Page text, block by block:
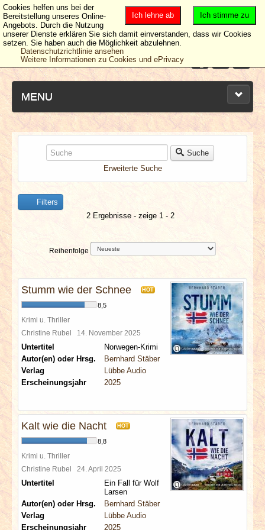
MENU
NEUESTE ARTIKEL
NEWS & DATES
BERICHTE
VERLOSUNGEN
SPECIALS
REDAKTION
LINKS
Suche
Erweiterte Suche
Filters
2 Ergebnisse - zeige 1 - 2
Reihenfolge
Stumm wie der Schnee HOT
8,5
Krimi u. Thriller
Christine Rubel 14. November 2025
Untertitel
Norwegen-Krimi
Autor(en) oder Hrsg.
Bernhard Stäber
Verlag
Lübbe Audio
Erscheinungsjahr
2025
Kalt wie die Nacht HOT
8,8
Krimi u. Thriller
Christine Rubel 24. April 2025
Untertitel
Ein Fall für Wolf
Larsen
Autor(en) oder Hrsg.
Bernhard Stäber
Verlag
Lübbe Audio
Erscheinungsjahr
2025
Ich stimme zu
Ich lehne ab
Cookies helfen uns bei der
Bereitstellung unseres Online-
Angebots. Durch die Nutzung
unserer Dienste erklären Sie sich damit einverstanden, dass wir Cookies
setzen. Sie haben auch die Möglichkeit abzulehnen.
Datenschutzrichtlinie ansehen
Weitere Informationen zu Cookies und ePrivacy